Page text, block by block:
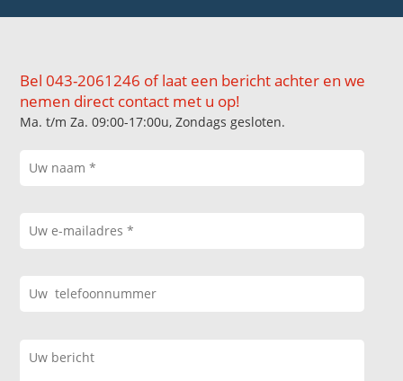
Bel 043-2061246 of laat een bericht achter en we
nemen direct contact met u op!
Ma. t/m Za. 09:00-17:00u, Zondags gesloten.